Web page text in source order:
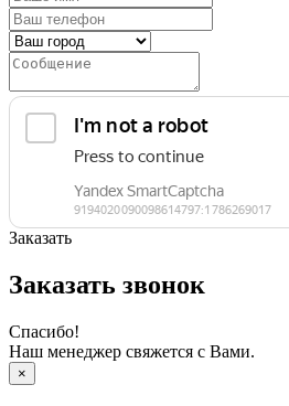
Заказать
Заказать звонок
Спасибо!
Наш менеджер свяжется с Вами.
×